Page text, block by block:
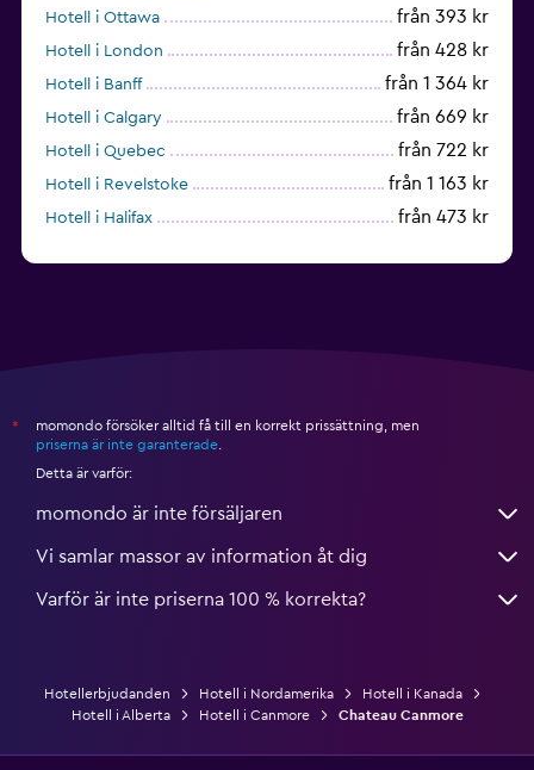
Hotell i Ottawa från 393 kr
Hotell i London från 428 kr
Hotell i Banff från 1 364 kr
Hotell i Calgary från 669 kr
Hotell i Quebec från 722 kr
Hotell i Revelstoke från 1 163 kr
Hotell i Halifax från 473 kr
*
momondo försöker alltid få till en korrekt prissättning, men
priserna är inte garanterade
Detta är varför:
momondo är inte försäljaren
Vi samlar massor av information åt dig
Varför är inte priserna 100 % korrekta?
Hotellerbjudanden Hotell i Nordamerika
Hotell i Kanada
Hotell i Alberta
Hotell i Canmore Chateau Canmore